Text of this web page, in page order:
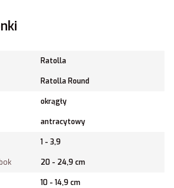
Ratolla
Ratolla Round
okrągły
antracytowy
1 - 3,9
20 - 24,9 cm
10 - 14,9 cm